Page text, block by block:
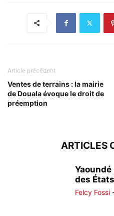
Article précédent
Ventes de terrains : la mairie
de Douala évoque le droit de
préemption
ARTICLES
des
Felcy Fossi